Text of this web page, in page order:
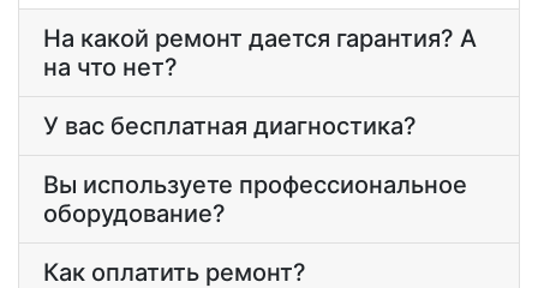
На какой ремонт дается гарантия? А
на что нет?
У вас бесплатная диагностика?
Вы используете профессиональное
оборудование?
Как оплатить ремонт?